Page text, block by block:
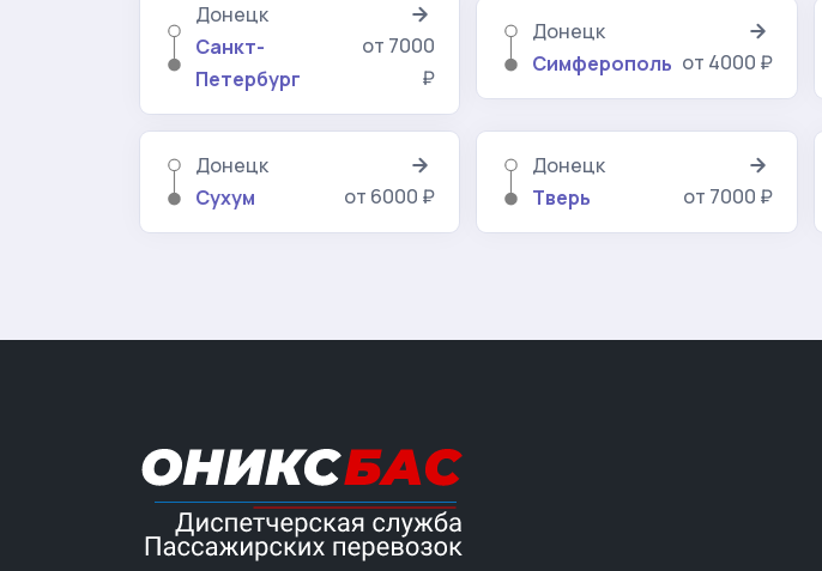
Донецк
Санкт-
Петербург
от 7000
₽
Донецк
Симферополь от 4000 ₽
Донецк
Сухум
от 6000 ₽
Донецк
Тверь
от 7000 ₽